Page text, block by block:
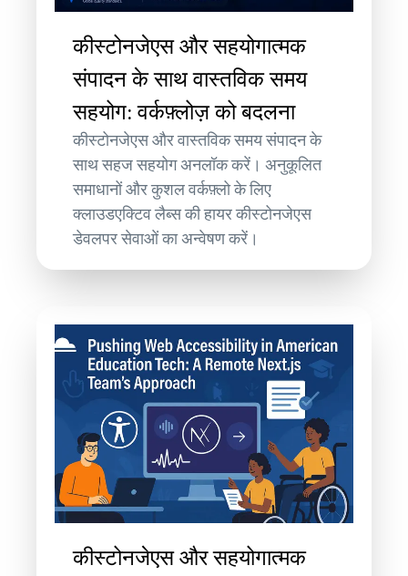
कीस्टोनजेएस और सहयोगात्मक
संपादन के साथ वास्तविक समय
सहयोग: वर्कफ़्लोज़ को बदलना
कीस्टोनजेएस और वास्तविक समय संपादन के
साथ सहज सहयोग अनलॉक करें। अनुकूलित
समाधानों और कुशल वर्कफ़्लो के लिए
क्लाउडएक्टिव लैब्स की हायर कीस्टोनजेएस
डेवलपर सेवाओं का अन्वेषण करें।
कीस्टोनजेएस और सहयोगात्मक